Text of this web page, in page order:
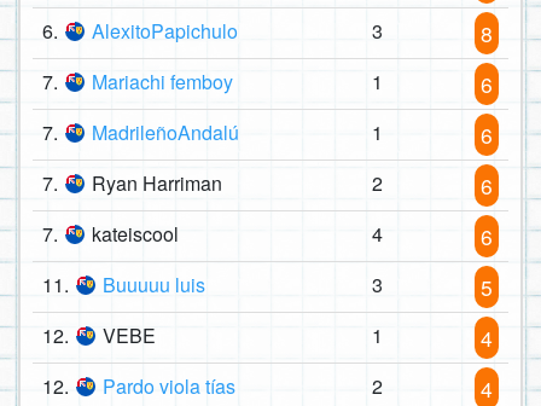
6. AlexitoPapichulo 3 8
7. Mariachi femboy 1 6
7. MadrileñoAndalú 1 6
7. Ryan Harriman 2 6
7. kateiscool 4 6
11. Buuuuu luis 3 5
12. VEBE 1 4
12. Pardo viola tías 2 4